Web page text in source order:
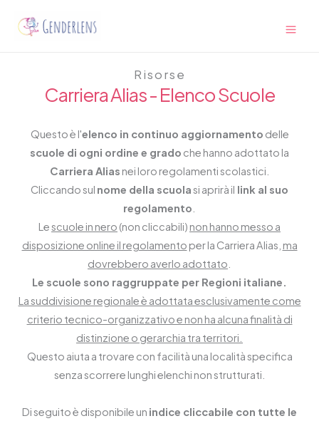
Risorse
Carriera Alias - Elenco Scuole
Questo è l'elenco in continuo aggiornamento delle
scuole di ogni ordine e grado che hanno adottato la
Carriera Alias nei loro regolamenti scolastici.
Cliccando sul nome della scuola si aprirà il link al suo
regolamento
Le scuole in nero (non cliccabili) non hanno messo a
disposizione online il regolamento per la Carriera Alias, ma
dovrebbero averlo adottato
Le scuole sono raggruppate per Regioni italiane.
La suddivisione regionale è adottata esclusivamente come
criterio tecnico-organizzativo e non ha alcuna finalità di
distinzione o gerarchia tra territori.
Questo aiuta a trovare con facilità una località specifica
senza scorrere lunghi elenchi non strutturati.
Di seguito è disponibile un indice cliccabile con tutte le